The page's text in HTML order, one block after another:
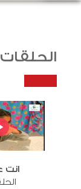
الحلقات
انت